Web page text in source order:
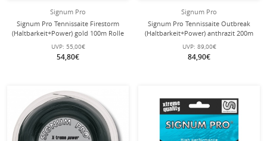
Signum Pro
Signum Pro Tennissaite Firestorm
(Haltbarkeit+Power) gold 100m Rolle
UVP: 55,00€
54,80€
Signum Pro
Signum Pro Tennissaite Outbreak
(Haltbarkeit+Power) anthrazit 200m
Rolle
UVP: 89,00€
84,90€